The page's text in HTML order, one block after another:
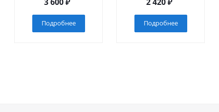
Подробнее Подробнее